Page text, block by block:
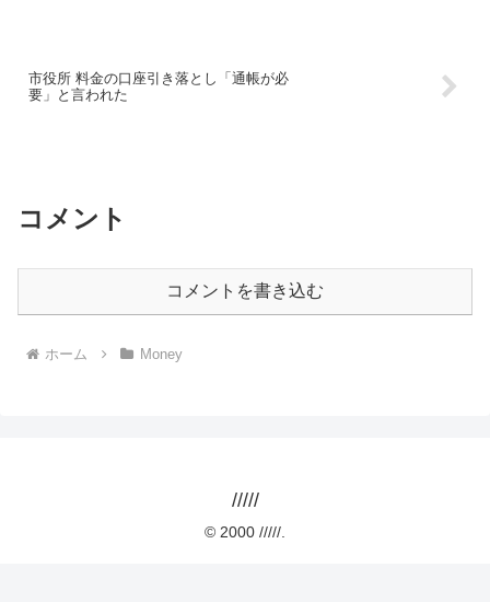
市役所 料金の口座引き落とし「通帳が必
要」と言われた
コメント
コメントを書き込む
ホーム Money
/////
© 2000 /////.